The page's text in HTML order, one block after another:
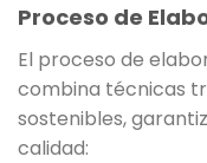
Proceso de
El proceso de
combina técnicas
sostenibles,
calidad: